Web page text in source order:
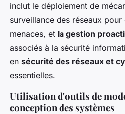
inclut le déploiement de
surveillance des réseaux
menaces, et la gestion
associés à la sécurité
en sécurité des réseaux et
essentielles.
Utilisation d'outils de
conception des systèmes